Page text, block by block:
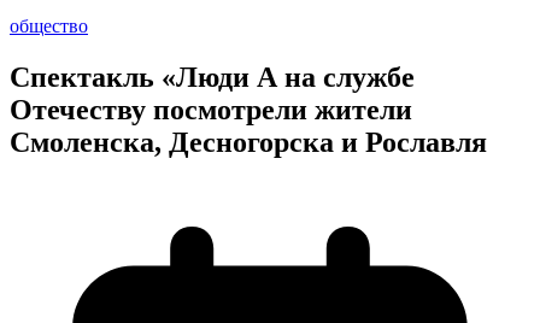
общество
Спектакль «Люди А на службе
Отечеству посмотрели жители
Смоленска, Десногорска и Рославля